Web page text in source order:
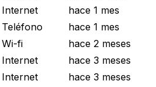
Internet
hace 1 mes
Teléfono
hace 1 mes
Wi-fi
hace 2 meses
Internet
hace 3 meses
Internet hace 3 meses